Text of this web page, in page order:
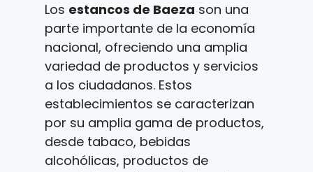
Los estancos de Baeza son una
parte importante de la economía
nacional, ofreciendo una amplia
variedad de productos y servicios
a los ciudadanos. Estos
establecimientos se caracterizan
por su amplia gama de productos,
desde tabaco, bebidas
alcohólicas, productos de